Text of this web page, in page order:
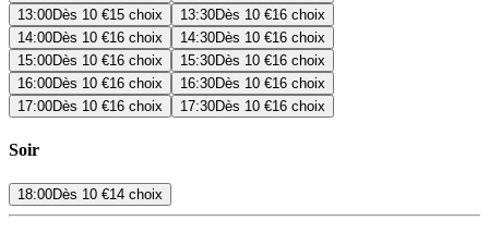
13:00Dès 10 €15 choix 13:30Dès 10 €16 choix
14:00Dès 10 €16 choix 14:30Dès 10 €16 choix
15:00Dès 10 €16 choix 15:30Dès 10 €16 choix
16:00Dès 10 €16 choix 16:30Dès 10 €16 choix
17:00Dès 10 €16 choix 17:30Dès 10 €16 choix
Soir
18:00Dès 10 €14 choix